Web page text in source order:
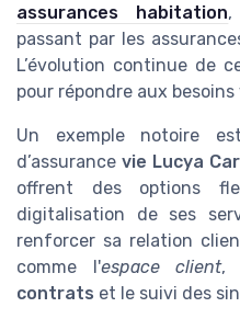
assurances habitation,
passant par les
L’évolution continue de
pour répondre aux
Un exemple notoire
d’assurancevie Lucya
offrent des options
digitalisation de ses
renforcer sa relation
comme l'espace client,
contrats et le suivi des